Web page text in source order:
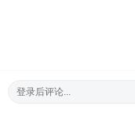
登录后评论...